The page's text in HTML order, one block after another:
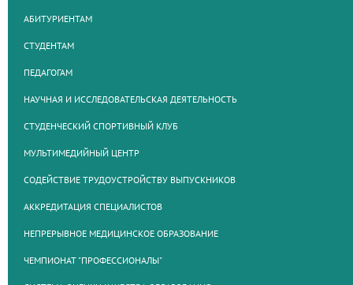
АБИТУРИЕНТАМ
СТУДЕНТАМ
ПЕДАГОГАМ
НАУЧНАЯ И ИССЛЕДОВАТЕЛЬСКАЯ ДЕЯТЕЛЬНОСТЬ
СТУДЕНЧЕСКИЙ СПОРТИВНЫЙ КЛУБ
МУЛЬТИМЕДИЙНЫЙ ЦЕНТР
СОДЕЙСТВИЕ ТРУДОУСТРОЙСТВУ ВЫПУСКНИКОВ
АККРЕДИТАЦИЯ СПЕЦИАЛИСТОВ
НЕПРЕРЫВНОЕ МЕДИЦИНСКОЕ ОБРАЗОВАНИЕ
ЧЕМПИОНАТ "ПРОФЕССИОНАЛЫ"